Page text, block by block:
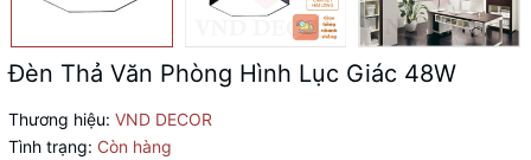
Đèn Thả Văn Phòng Hình Lục Giác 48W
Thương hiệu: VND DECOR
Tình trạng: Còn hàng